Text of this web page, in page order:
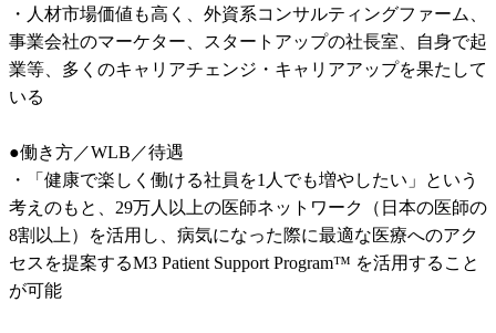
・人材市場価値も高く、外資系コンサルティングファーム、
事業会社のマーケター、スタートアップの社長室、自身で起
業等、多くのキャリアチェンジ・キャリアアップを果たして
いる
●働き方／WLB／待遇
・「健康で楽しく働ける社員を1人でも増やしたい」という
考えのもと、29万人以上の医師ネットワーク（日本の医師の
8割以上）を活用し、病気になった際に最適な医療へのアク
セスを提案するM3 Patient Support Program™ を活用すること
が可能